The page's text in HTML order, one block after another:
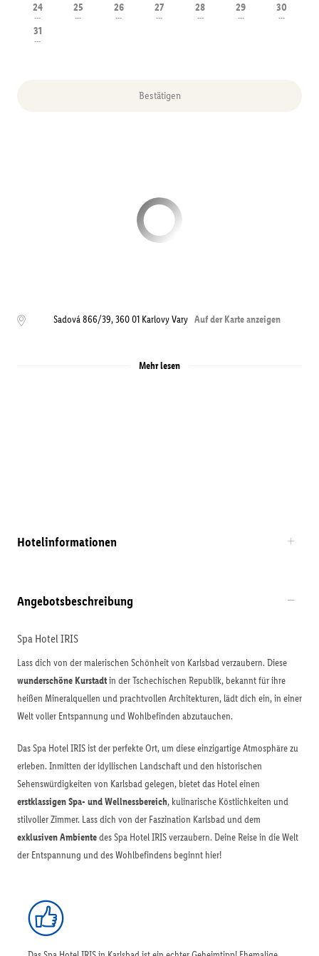
24
---
25
---
26
---
27
---
28
---
29
---
30
---
31
---
Bestätigen
Sadová 866/39,360 01 Karlovy Vary Auf der Karte anzeigen
Mehr lesen
Hotelinformationen
Angebotsbeschreibung
Spa Hotel IRIS
Lass dich von der malerischen Schönheit von Karlsbad verzaubern. Diese
wunderschöne Kurstadtin der Tschechischen Republik, bekannt für ihre
heißen Mineralquellen und prachtvollen Architekturen, lädt dich ein, in einer
Welt voller Entspannung und Wohlbefinden abzutauchen.
Das Spa Hotel IRIS ist der perfekte Ort, um diese einzigartige Atmosphäre zu
erleben. Inmitten der idyllischen Landschaft und den historischen
Sehenswürdigkeiten von Karlsbad gelegen, bietet das Hotel einen
erstklassigen Spa- und Wellnessbereich, kulinarische Köstlichkeiten und
stilvoller Zimmer. Lass dich von der Faszination Karlsbad und dem
exklusiven Ambientedes Spa Hotel IRIS verzaubern. Deine Reise in die Welt
der Entspannung und des Wohlbefindens beginnt hier!